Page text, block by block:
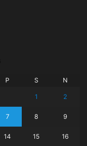
P S N
1 2
7 8 9
14 15 16